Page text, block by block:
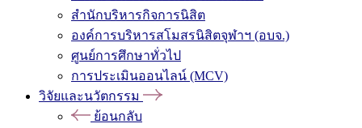
สำนักบริหารกิจการนิสิต
องค์การบริหารสโมสรนิสิตจุฬาฯ (อบจ.)
ศูนย์การศึกษาทั่วไป
การประเมินออนไลน์ (MCV)
วิจัยและนวัตกรรม
ย้อนกลับ